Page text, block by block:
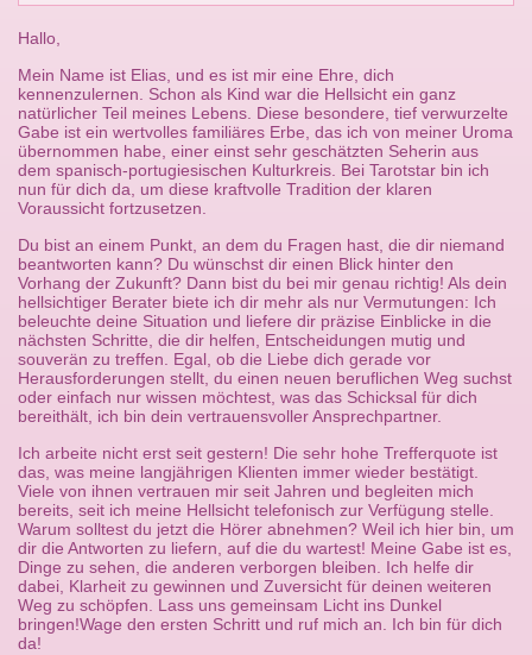
Hallo,
Mein Name ist Elias, und es ist mir eine Ehre, dich
kennenzulernen. Schon als Kind war die Hellsicht ein ganz
natürlicher Teil meines Lebens. Diese besondere, tief verwurzelte
Gabe ist ein wertvolles familiäres Erbe, das ich von meiner Uroma
übernommen habe, einer einst sehr geschätzten Seherin aus
dem spanisch-portugiesischen Kulturkreis. Bei Tarotstar bin ich
nun für dich da, um diese kraftvolle Tradition der klaren
Voraussicht fortzusetzen.
Du bist an einem Punkt, an dem du Fragen hast, die dir niemand
beantworten kann? Du wünschst dir einen Blick hinter den
Vorhang der Zukunft? Dann bist du bei mir genau richtig! Als dein
hellsichtiger Berater biete ich dir mehr als nur Vermutungen: Ich
beleuchte deine Situation und liefere dir präzise Einblicke in die
nächsten Schritte, die dir helfen, Entscheidungen mutig und
souverän zu treffen. Egal, ob die Liebe dich gerade vor
Herausforderungen stellt, du einen neuen beruflichen Weg suchst
oder einfach nur wissen möchtest, was das Schicksal für dich
bereithält, ich bin dein vertrauensvoller Ansprechpartner.
Ich arbeite nicht erst seit gestern! Die sehr hohe Trefferquote ist
das, was meine langjährigen Klienten immer wieder bestätigt.
Viele von ihnen vertrauen mir seit Jahren und begleiten mich
bereits, seit ich meine Hellsicht telefonisch zur Verfügung stelle.
Warum solltest du jetzt die Hörer abnehmen? Weil ich hier bin, um
dir die Antworten zu liefern, auf die du wartest! Meine Gabe ist es,
Dinge zu sehen, die anderen verborgen bleiben. Ich helfe dir
dabei, Klarheit zu gewinnen und Zuversicht für deinen weiteren
Weg zu schöpfen. Lass uns gemeinsam Licht ins Dunkel
bringen!Wage den ersten Schritt und ruf mich an. Ich bin für dich
da!